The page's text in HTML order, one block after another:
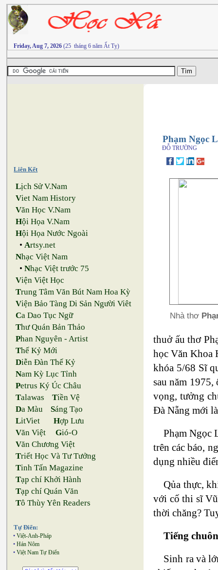
Friday, Aug 7, 2026 (25 tháng 6 năm Ất Tỵ)
Liên Kết
Lịch Sử V.Nam
Viet Nam History
Văn Học V.Nam
Hội Họa V.Nam
Hội Họa Nước Ngoài
•Artsy.net
Nhạc Việt Nam
•Nhạc Việt trước 75
Viện Việt Học
Trung Tâm Văn Bút Nam Hoa Kỳ
Viện Bảo Tàng Di Sản Người Viêt
Ca Dao Tục Ngữ
Thư Quán Bản Thảo
Phan Nguyên - Artist
Thế Kỷ Mới
Diễn Đàn Thế Kỷ
Nam Kỳ Lục Tỉnh
Petrus Ký Úc Châu
Talawas Tiền Vệ
Da Màu Sáng Tạo
LitViet Hợp Lưu
Văn Việt Gió-O
Văn Chương Việt
Triết Học Và Tư Tưởng
Tinh Tấn Magazine
Tạp chí Khởi Hành
Tạp chí Quán Văn
Tô Thùy Yên Readers
Tự Điển:
• Việt-Anh-Pháp
• Hán Nôm
• Việt Nam Tự Điển
Phạm Ngọc
ĐỖ TRƯỜNG
Nhà thơ
thuở ấu thơ
học Văn Khoa
khóa 5/68 Sĩ
sau năm
vọng, tưởng
Đà Nẵng mới
Phạm Ngọc
trên các báo,
dụng nhiều
Qủa thực,
với cố thi sĩ
thời chăng?
Tiếng
Sinh ra và